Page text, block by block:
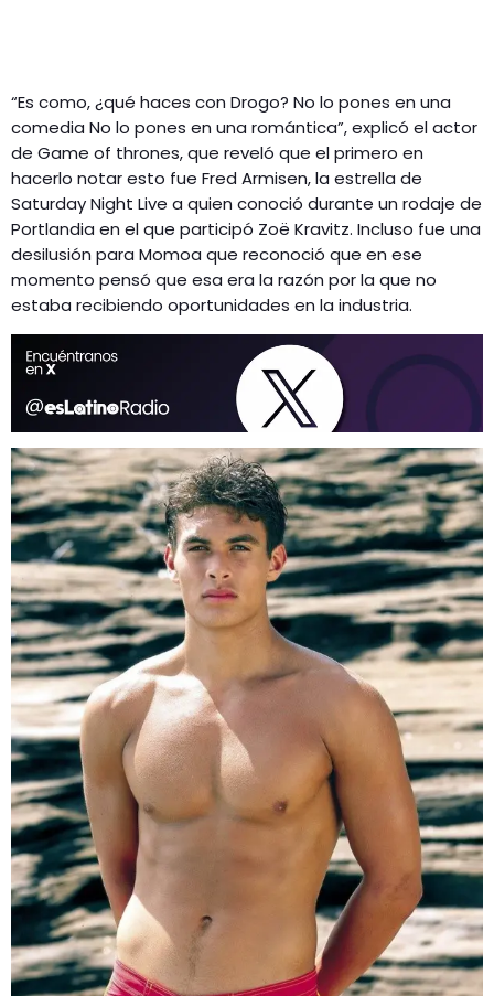
“Es como, ¿qué haces con Drogo? No lo pones en una
comedia No lo pones en una romántica”, explicó el actor
de Game of thrones, que reveló que el primero en
hacerlo notar esto fue Fred Armisen, la estrella de
Saturday Night Live a quien conoció durante un rodaje de
Portlandia en el que participó Zoë Kravitz. Incluso fue una
desilusión para Momoa que reconoció que en ese
momento pensó que esa era la razón por la que no
estaba recibiendo oportunidades en la industria.